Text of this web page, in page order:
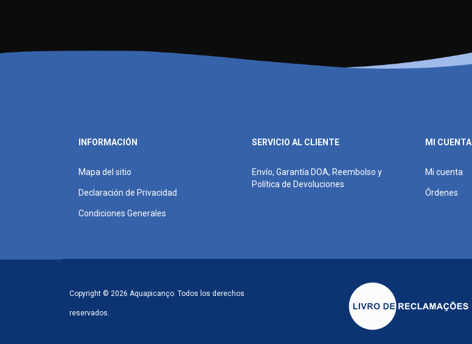
INFORMACIÓN
Mapa del sitio
Declaración de Privacidad
Condiciones Generales
SERVICIO AL CLIENTE
Envío, Garantía DOA, Reembolso y
Política de Devoluciones
MI CUENTA
Mi cuenta
Órdenes
Copyright © 2026 Aquapicanço. Todos los derechos
reservados.